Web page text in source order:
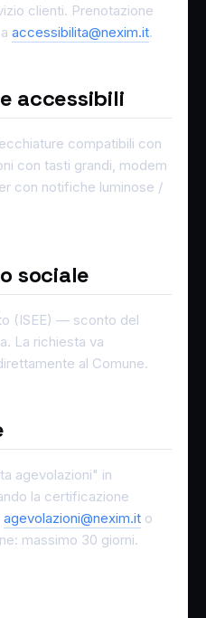
clienti. Prenotazione
accessibilita@nexim.it.
accessibili
compatibili con
con tasti grandi, modem
con notifiche luminose /
sociale
(ISEE) — sconto del
La richiesta va
al Comune.
agevolazioni" in
la certificazione
agevolazioni@nexim.it o
massimo 30 giorni.